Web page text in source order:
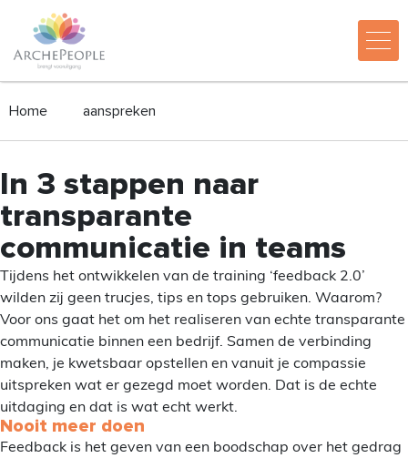
Home aanspreken
In 3 stappen naar
transparante
communicatie in teams
Tijdens het ontwikkelen van de training ‘feedback 2.0’
wilden zij geen trucjes, tips en tops gebruiken. Waarom?
Voor ons gaat het om het realiseren van echte transparante
communicatie binnen een bedrijf. Samen de verbinding
maken, je kwetsbaar opstellen en vanuit je compassie
uitspreken wat er gezegd moet worden. Dat is de echte
uitdaging en dat is wat echt werkt.
Nooit meer doen
Feedback is het geven van een boodschap over het gedrag